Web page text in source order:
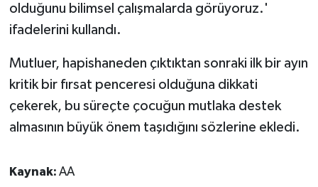
olduğunu bilimsel çalışmalarda görüyoruz.'
ifadelerini kullandı.
Mutluer, hapishaneden çıktıktan sonraki ilk bir ayın
kritik bir fırsat penceresi olduğuna dikkati
çekerek, bu süreçte çocuğun mutlaka destek
almasının büyük önem taşıdığını sözlerine ekledi.
Kaynak: AA